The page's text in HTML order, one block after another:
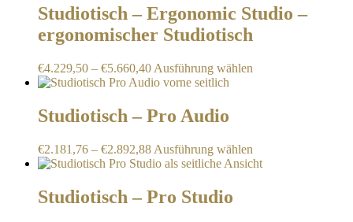
der
gewählt
Varianten
auf.
Die
können
Studiotisch – Ergonomic Studio –
ergonomischer Studiotisch
€4.229,50 – €5.660,40 Ausführung wählen
Die
Optionen
Studiotisch – Pro Audio
€2.181,76 – €2.892,88 Ausführung wählen
Produkt
Studiotisch – Pro Studio